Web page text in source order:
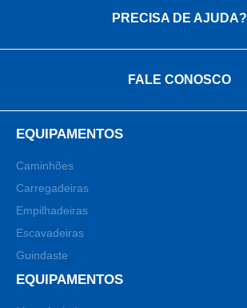
PRECISA DE AJUDA?
FALE CONOSCO
EQUIPAMENTOS
Caminhões
Carregadeiras
Empilhadeiras
Escavadeiras
Guindaste
EQUIPAMENTOS